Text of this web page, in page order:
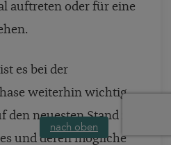
auftreten oder für eine
es bei der
weiterhin wichtig,
den neuesten Stand zu
und deren mögliche
nach oben